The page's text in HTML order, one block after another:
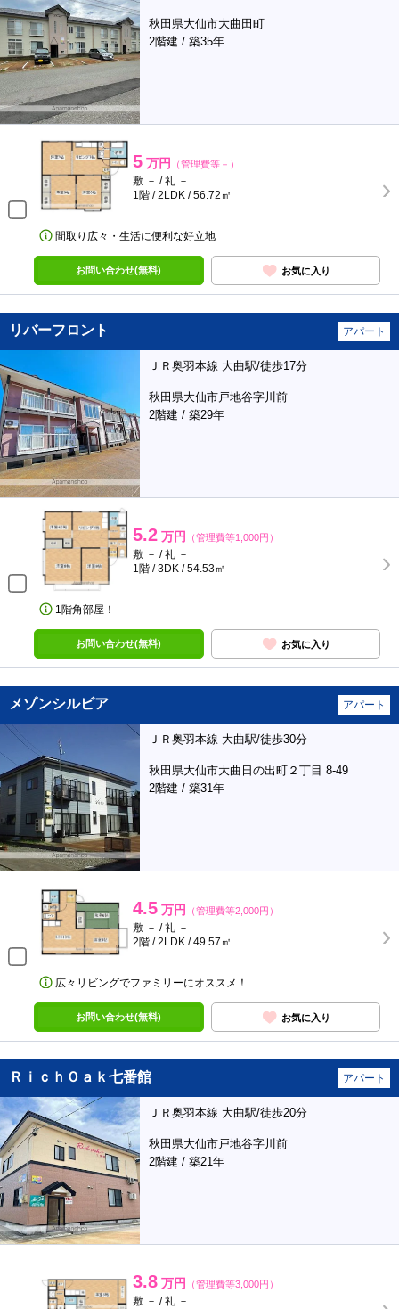
秋田県大仙市大曲田町
2階建 / 築35年
5 万円 （管理費等－）
敷 － / 礼 －
1階 / 2LDK / 56.72㎡
間取り広々・生活に便利な好立地
お問い合わせ(無料) お気に入り
リバーフロント アパート
ＪＲ奥羽本線 大曲駅/徒歩17分
秋田県大仙市戸地谷字川前
2階建 / 築29年
5.2 万円 （管理費等1,000円）
敷 － / 礼 －
1階 / 3DK / 54.53㎡
1階角部屋！
お問い合わせ(無料) お気に入り
メゾンシルビア アパート
ＪＲ奥羽本線 大曲駅/徒歩30分
秋田県大仙市大曲日の出町２丁目 8-49
2階建 / 築31年
4.5 万円 （管理費等2,000円）
敷 － / 礼 －
2階 / 2LDK / 49.57㎡
広々リビングでファミリーにオススメ！
お問い合わせ(無料) お気に入り
ＲｉｃｈＯａｋ七番館 アパート
ＪＲ奥羽本線 大曲駅/徒歩20分
秋田県大仙市戸地谷字川前
2階建 / 築21年
3.8 万円 （管理費等3,000円）
敷 － / 礼 －